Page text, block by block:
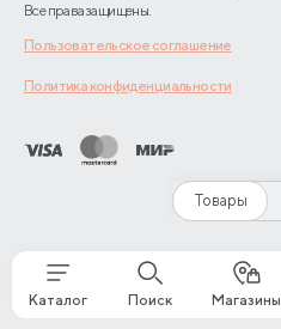
Товары
Все права защищены.
Пользовательское соглашение
Политика конфиденциальности
Каталог Поиск Магазины